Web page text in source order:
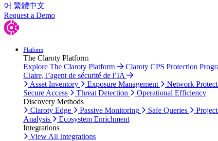
어 繁體中文
Request a Demo
Platform
The Claroty Platform
Explore The Claroty Platform
Claroty CPS Protection
Claire, l’agent de sécurité de l’IA
Asset Inventory
Exposure Management
Network
Secure Access
Threat Detection
Operational Efficiency
Discovery Methods
Claroty Edge
Passive Monitoring Safe Queries
Analysis
Ecosystem Enrichment
Integrations
View All Integrations